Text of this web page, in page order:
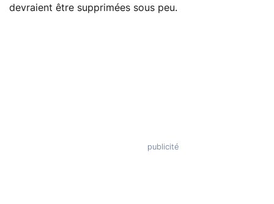
devraient être supprimées sous peu.